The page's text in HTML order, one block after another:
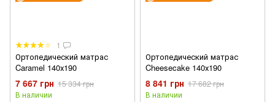
1
Ортопедический матрас
Caramel 140х190
7 667 грн 15 334 грн
В наличии
Ортопедический матрас
Cheesecake 140х190
8 841 грн 17 682 грн
В наличии